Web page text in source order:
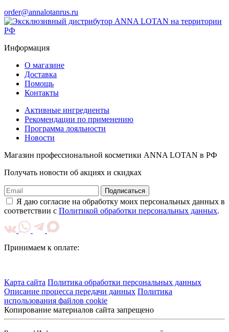
order@annalotanrus.ru
Информация
О магазине
Доставка
Помощь
Контакты
Активные ингредиенты
Рекомендации по применению
Программа лояльности
Новости
Магазин профессиональной косметики ANNA LOTAN в РФ
Получать новости об акциях и скидках
Подписаться
Я даю согласие на обработку моих персональных данных в
соответствии с Политикой обработки персональных данных.
Принимаем к оплате:
Карта сайта Политика обработки персональных данных
Описание процесса передачи данных Политика
использования файлов cookie
Копирование материалов сайта запрещено